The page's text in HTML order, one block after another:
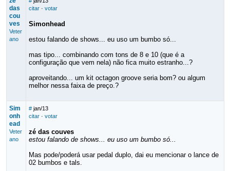
das
cou
ves
Veter
ano
citar· votar
Simonhead
estou falando de shows... eu uso um bumbo só...
mas tipo... combinando com tons de 8 e 10 (que é a
configuração que vem nela) não fica muito estranho...?
aproveitando... um kit octagon groove seria bom? ou algum
melhor nessa faixa de preço.?
Sim
onh
ead
Veter
ano
# jan/13
citar· votar
zé das couves
estou falando de shows... eu uso um bumbo só...
Mas pode/poderá usar pedal duplo, dai eu mencionar o lance de
02 bumbos e tals.